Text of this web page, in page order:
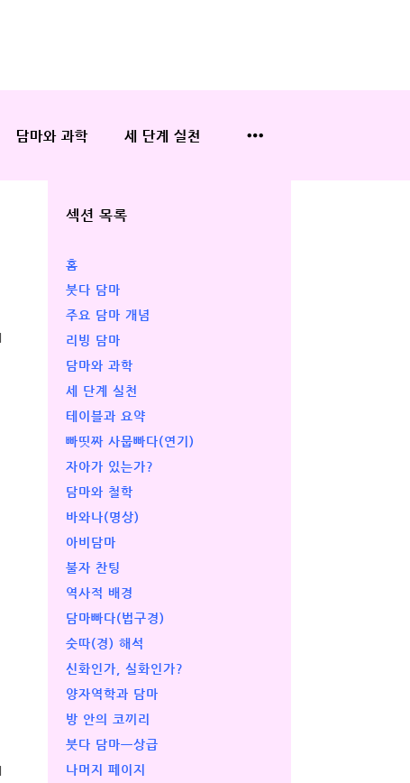
담마와 과학 세 단계 실천
섹션 목록
홈
붓다 담마
주요 담마 개념
리빙 담마
담마와 과학
세 단계 실천
테이블과 요약
빠띳짜 사뭅빠다(연기)
자아가 있는가?
담마와 철학
바와나(명상)
아비담마
불자 찬팅
역사적 배경
담마빠다(법구경)
숫따(경) 해석
신화인가, 실화인가?
양자역학과 담마
방 안의 코끼리
붓다 담마ㅡ상급
나머지 페이지